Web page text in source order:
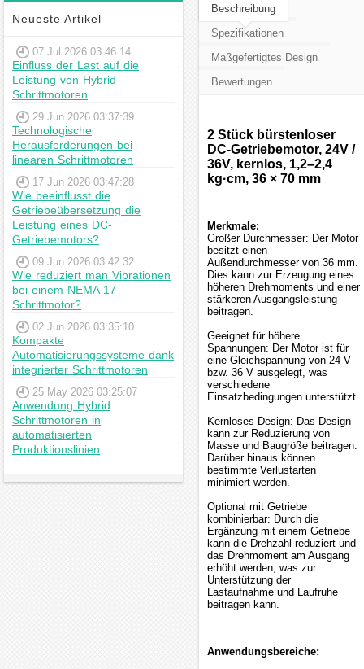
Neueste Artikel
07 Jul 2026 03:46:14
Einfluss der Last auf die
Leistung von Hybrid
Schrittmotoren
29 Jun 2026 03:37:39
Technologische
Herausforderungen bei
linearen Schrittmotoren
17 Jun 2026 03:47:28
Wie beeinflusst die
Getriebeübersetzung die
Leistung eines DC-
Getriebemotors?
09 Jun 2026 03:42:32
Wie reduziert man Vibrationen
bei einem NEMA 17
Schrittmotor?
02 Jun 2026 03:35:10
Kompakte
Automatisierungssysteme dank
integrierter Schrittmotoren
25 May 2026 03:25:07
Anwendung Hybrid
Schrittmotoren in
automatisierten
Produktionslinien
Beschreibung
Spezifikationen
Maßgefertigtes Design
Bewertungen
2 Stück bürstenloser
DC-Getriebemotor, 24V /
36V, kernlos, 1,2–2,4
kg·cm, 36 × 70 mm
Merkmale:
Großer Durchmesser: Der Motor
besitzt einen
Außendurchmesser von 36 mm.
Dies kann zur Erzeugung eines
höheren Drehmoments und einer
stärkeren Ausgangsleistung
beitragen.
Geeignet für höhere
Spannungen: Der Motor ist für
eine Gleichspannung von 24 V
bzw. 36 V ausgelegt, was
verschiedene
Einsatzbedingungen unterstützt.
Kernloses Design: Das Design
kann zur Reduzierung von
Masse und Baugröße beitragen.
Darüber hinaus können
bestimmte Verlustarten
minimiert werden.
Optional mit Getriebe
kombinierbar: Durch die
Ergänzung mit einem Getriebe
kann die Drehzahl reduziert und
das Drehmoment am Ausgang
erhöht werden, was zur
Unterstützung der
Lastaufnahme und Laufruhe
beitragen kann.
Anwendungsbereiche: